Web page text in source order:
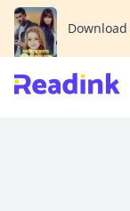
Download